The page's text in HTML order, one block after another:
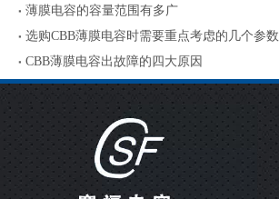
薄膜电容的容量范围有多广
选购CBB薄膜电容时需要重点考虑的几个参数
CBB薄膜电容出故障的四大原因